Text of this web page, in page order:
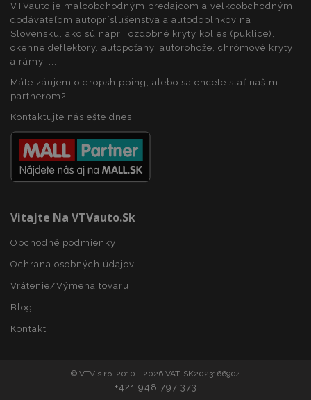
VTVauto je maloobchodným predajcom a veľkoobchodným
dodávateľom autopríslušenstva a autodoplnkov na
Slovensku, ako sú napr.: ozdobné kryty kolies (puklice),
okenné deflektory, autopoťahy, autorohože, chrómové kryty
a rámy, ...
Máte záujem o dropshipping, alebo sa chcete stať našim
partnerom?
Kontaktujte nás ešte dnes!
Vitajte Na VTVauto.sk
Obchodné podmienky
Ochrana osobných údajov
Vrátenie/Výmena tovaru
Blog
Kontakt
© VTV s.r.o. 2010 - 2026 VAT: SK2023166904
+421 948 797 373
Nevyhnutne potrebné súbory cookie umožňujú
základné funkcie webovej lokality, ako prihlásenie
používateľa a správa účtu. Webová lokalita sa nedá
správne používať bez nevyhnutne potrebných
súborov cookie.
Meno
Doména
recently_compared_product
product_data_storage
section_data_ids
Adobe Inc.